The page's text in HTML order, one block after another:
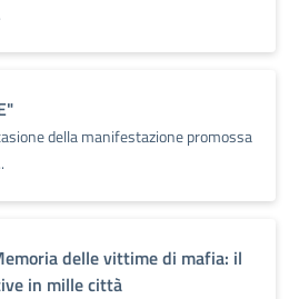
della manifestazione promossa
delle vittime di mafia: il
in mille città